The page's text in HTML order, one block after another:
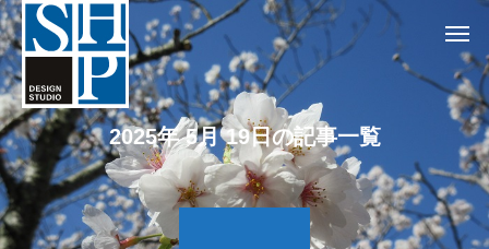
2025年 5月 19日の記事一覧